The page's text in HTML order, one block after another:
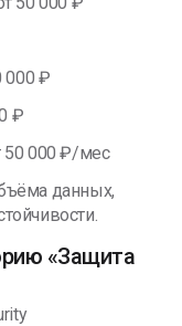
000 ₽
₽
50 000 ₽/мес
данных,
«Защита